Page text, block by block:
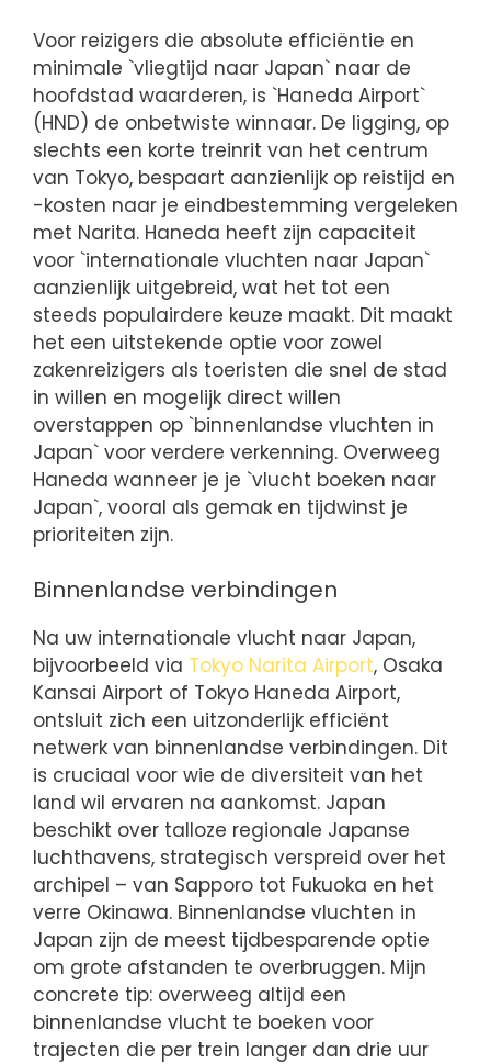
Voor reizigers die absolute efficiëntie en
minimale `vliegtijd naar Japan` naar de
hoofdstad waarderen, is `Haneda Airport`
(HND) de onbetwiste winnaar. De ligging, op
slechts een korte treinrit van het centrum
van Tokyo, bespaart aanzienlijk op reistijd en
-kosten naar je eindbestemming vergeleken
met Narita. Haneda heeft zijn capaciteit
voor `internationale vluchten naar Japan`
aanzienlijk uitgebreid, wat het tot een
steeds populairdere keuze maakt. Dit maakt
het een uitstekende optie voor zowel
zakenreizigers als toeristen die snel de stad
in willen en mogelijk direct willen
overstappen op `binnenlandse vluchten in
Japan` voor verdere verkenning. Overweeg
Haneda wanneer je je `vlucht boeken naar
Japan`, vooral als gemak en tijdwinst je
prioriteiten zijn.
Binnenlandse verbindingen
Na uw internationale vlucht naar Japan,
bijvoorbeeld via Tokyo Narita Airport, Osaka
Kansai Airport of Tokyo Haneda Airport,
ontsluit zich een uitzonderlijk efficiënt
netwerk van binnenlandse verbindingen. Dit
is cruciaal voor wie de diversiteit van het
land wil ervaren na aankomst. Japan
beschikt over talloze regionale Japanse
luchthavens, strategisch verspreid over het
archipel – van Sapporo tot Fukuoka en het
verre Okinawa. Binnenlandse vluchten in
Japan zijn de meest tijdbesparende optie
om grote afstanden te overbruggen. Mijn
concrete tip: overweeg altijd een
binnenlandse vlucht te boeken voor
trajecten die per trein langer dan drie uur